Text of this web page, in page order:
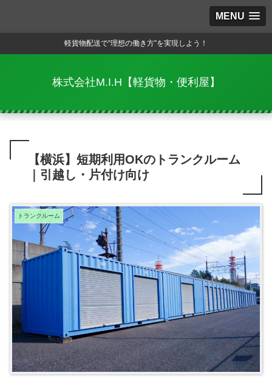
MENU
軽貨物配送で“理想の働き方”を実現しよう！
株式会社M.I.H【軽貨物・便利屋】
【横浜】短期利用OKのトランクルーム
｜引越し・片付け向け
トランクルーム